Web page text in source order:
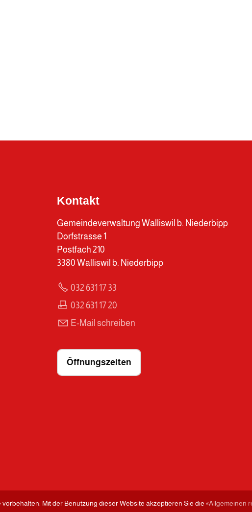
Kontakt
Gemeindeverwaltung Walliswil b. Niederbipp
Dorfstrasse 1
Postfach 210
3380 Walliswil b. Niederbipp
032 631 17 33
032 631 17 20
E-Mail schreiben
Öffnungszeiten
Mit der Benutzung dieser Website akzeptieren Sie die «Allgemeinen